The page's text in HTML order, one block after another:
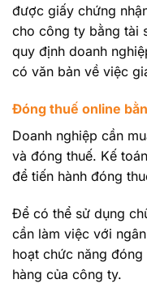
được giấy chứng
cho công ty bằng tài
quy định doanh
có văn bản về việc
Đóng thuế online
Doanh nghiệp cần
và đóng thuế. Kế
để tiến hành đóng
Để có thể sử dụng
cần làm việc với
hoạt chức năng
hàng của công ty.